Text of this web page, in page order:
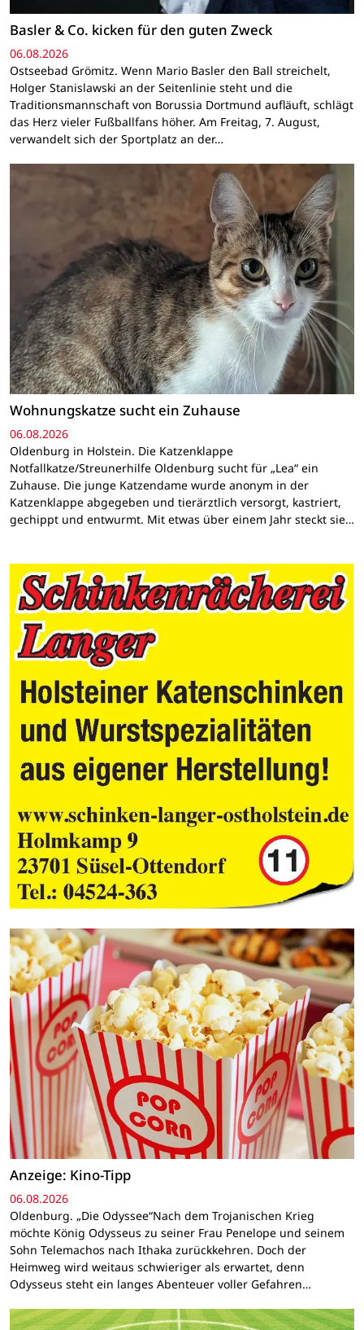
Basler & Co. kicken für den guten Zweck
06.08.2026
Ostseebad Grömitz. Wenn Mario Basler den Ball streichelt,
Holger Stanislawski an der Seitenlinie steht und die
Traditionsmannschaft von Borussia Dortmund aufläuft, schlägt
das Herz vieler Fußballfans höher. Am Freitag, 7. August,
verwandelt sich der Sportplatz an der…
Wohnungskatze sucht ein Zuhause
06.08.2026
Oldenburg in Holstein. Die Katzenklappe
Notfallkatze/Streunerhilfe Oldenburg sucht für „Lea“ ein
Zuhause. Die junge Katzendame wurde anonym in der
Katzenklappe abgegeben und tierärztlich versorgt, kastriert,
gechippt und entwurmt. Mit etwas über einem Jahr steckt sie…
Anzeige: Kino-Tipp
06.08.2026
Oldenburg. „Die Odyssee“Nach dem Trojanischen Krieg
möchte König Odysseus zu seiner Frau Penelope und seinem
Sohn Telemachos nach Ithaka zurückkehren. Doch der
Heimweg wird weitaus schwieriger als erwartet, denn
Odysseus steht ein langes Abenteuer voller Gefahren…